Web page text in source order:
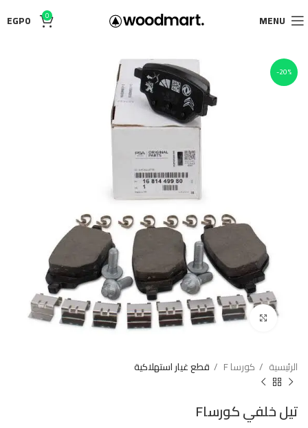
MENU
0
EGP0
-20%
Click to enlarge
الرئيسية كورسا F قطع غيار استهلاكية
تيل خلفي كورساF